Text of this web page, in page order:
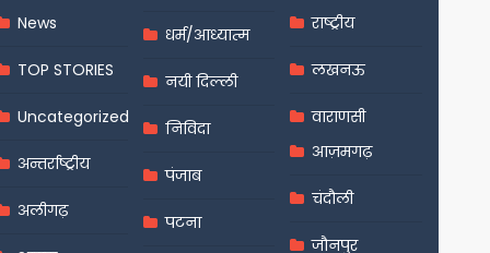
News
TOP STORIES
Uncategorized
अन्तर्राष्ट्रीय
अलीगढ़
धर्म/आध्यात्म
नयी दिल्ली
निविदा
पंजाब
पटना
राष्ट्रीय
लखनऊ
वाराणसी
आज़मगढ़
चंदौली
जौनपुर